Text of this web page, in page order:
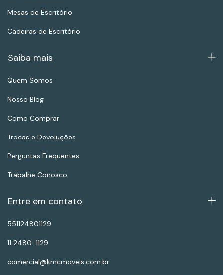
Mesas de Escritório
Cadeiras de Escritório
Saiba mais
Quem Somos
Nosso Blog
Como Comprar
Trocas e Devoluções
Perguntas Frequentes
Trabalhe Conosco
Entre em contato
551124801129
11 2480-1129
comercial@kmcmoveis.com.br